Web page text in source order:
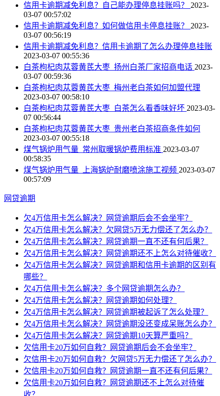
信用卡逾期减免利息？自己能办理停息挂账吗？ 2023-
03-07 00:57:02
信用卡逾期减免利息？如何做信用卡停息挂账？ 2023-
03-07 00:56:19
信用卡逾期减免利息？信用卡逾期了怎么办理停息挂账
2023-03-07 00:55:36
白茶枸杞肉苁蓉黄芪大枣_扬州白茶厂家招商电话 2023-
03-07 00:59:36
白茶枸杞肉苁蓉黄芪大枣_梅州老白茶如何加盟代理
2023-03-07 00:58:10
白茶枸杞肉苁蓉黄芪大枣_白茶怎么看香味好坏 2023-03-
07 00:56:44
白茶枸杞肉苁蓉黄芪大枣_贵州老白茶招商条件如何
2023-03-07 00:55:18
煤气锅炉用气量_常州取暖锅炉费用标准 2023-03-07
00:58:35
煤气锅炉用气量_上海锅炉耐磨喷涂施工视频 2023-03-07
00:57:09
网贷逾期
欠4万信用卡怎么解决？网贷逾期后会不会坐牢？
欠4万信用卡怎么解决？欠网贷5万无力偿还了怎么办？
欠4万信用卡怎么解决？网贷逾期一直不还有何后果？
欠4万信用卡怎么解决？网贷逾期还不上怎么对待催收？
欠4万信用卡怎么解决？网贷逾期和信用卡逾期的区别有
哪些？
欠4万信用卡怎么解决？多个网贷逾期怎么办？
欠4万信用卡怎么解决？网贷逾期如何处理？
欠4万信用卡怎么解决？网贷逾期被起诉了怎么处理？
欠4万信用卡怎么解决？网贷逾期没还变成呆账怎么办？
欠4万信用卡怎么解决？网贷逾期10天算严重吗？
欠信用卡20万如何自救？网贷逾期后会不会坐牢？
欠信用卡20万如何自救？欠网贷5万无力偿还了怎么办？
欠信用卡20万如何自救？网贷逾期一直不还有何后果？
欠信用卡20万如何自救？网贷逾期还不上怎么对待催
收？